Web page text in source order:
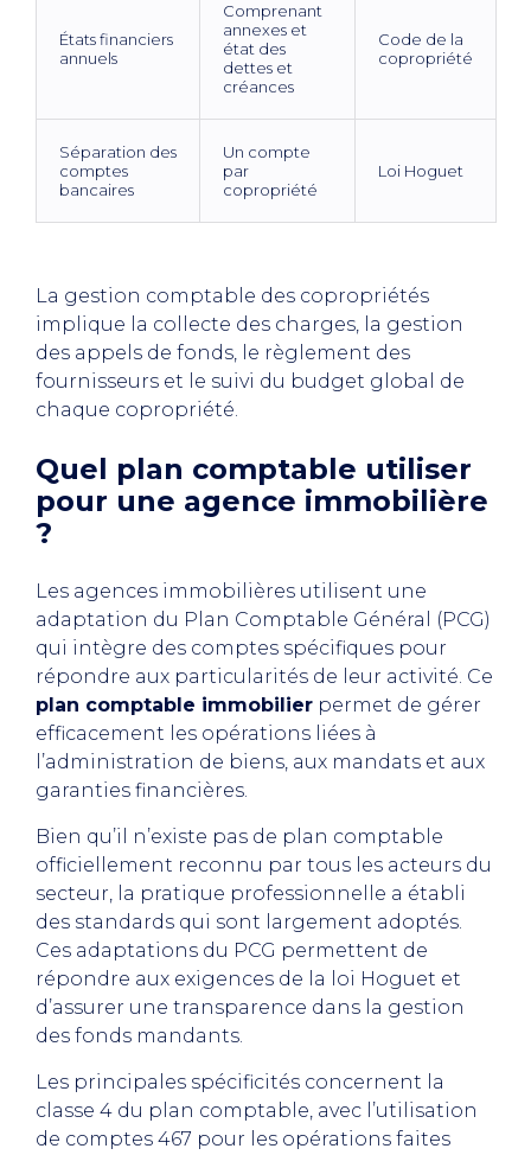
États financiers
annuels
Comprenant
annexes et
état des
dettes et
créances
Code de la
copropriété
Séparation des
comptes
bancaires
Un compte
par
copropriété
Loi Hoguet
La gestion comptable des copropriétés
implique la collecte des charges, la gestion
des appels de fonds, le règlement des
fournisseurs et le suivi du budget global de
chaque copropriété.
Quel plan comptable utiliser
pour une agence immobilière
?
Les agences immobilières utilisent une
adaptation du Plan Comptable Général (PCG)
qui intègre des comptes spécifiques pour
répondre aux particularités de leur activité. Ce
plan comptable immobilier permet de gérer
efficacement les opérations liées à
l’administration de biens, aux mandats et aux
garanties financières.
Bien qu’il n’existe pas de plan comptable
officiellement reconnu par tous les acteurs du
secteur, la pratique professionnelle a établi
des standards qui sont largement adoptés.
Ces adaptations du PCG permettent de
répondre aux exigences de la loi Hoguet et
d’assurer une transparence dans la gestion
des fonds mandants.
Les principales spécificités concernent la
classe 4 du plan comptable, avec l’utilisation
de comptes 467 pour les opérations faites